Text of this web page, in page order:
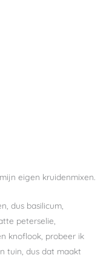
eigen kruidenmixen.
dus basilicum,
peterselie,
knoflook, probeer ik
tuin, dus dat maakt